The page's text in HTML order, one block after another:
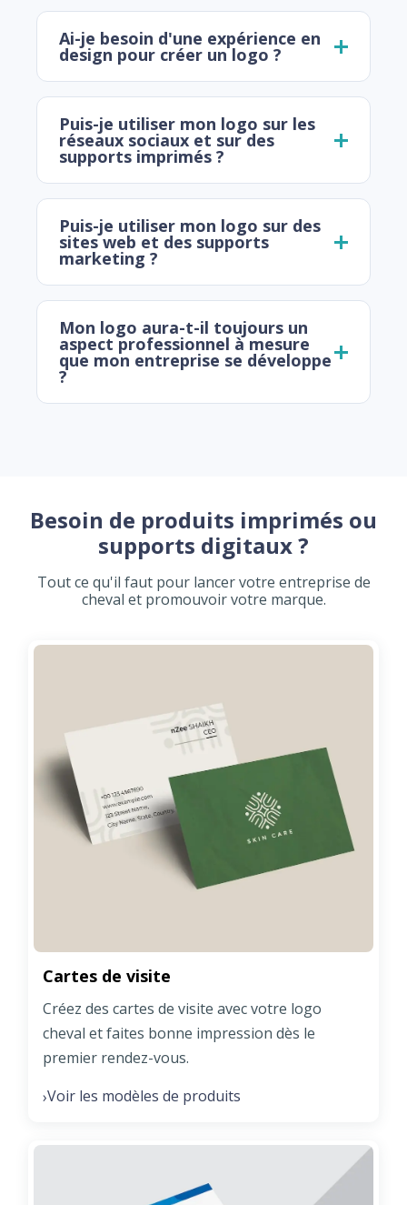
Ai-je besoin d'une expérience en
design pour créer un logo ?
Puis-je utiliser mon logo sur les
réseaux sociaux et sur des
supports imprimés ?
Puis-je utiliser mon logo sur des
sites web et des supports
marketing ?
Mon logo aura-t-il toujours un
aspect professionnel à mesure
que mon entreprise se développe
?
Besoin de produits imprimés ou
supports digitaux ?
Tout ce qu'il faut pour lancer votre entreprise de
cheval et promouvoir votre marque.
Cartes de visite
Créez des cartes de visite avec votre logo
cheval et faites bonne impression dès le
premier rendez-vous.
›Voir les modèles de produits